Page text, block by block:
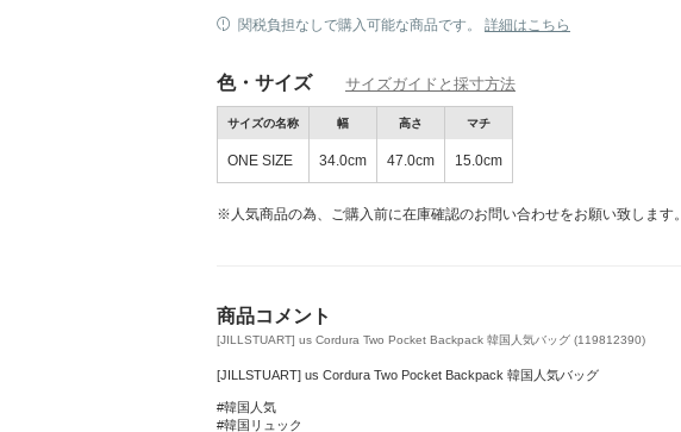
関税負担なしで購入可能な商品です。 詳細はこちら
色・サイズ サイズガイドと採寸方法
サイズの名称 幅 高さ マチ
ONE SIZE 34.0cm 47.0cm 15.0cm
※人気商品の為、ご購入前に在庫確認のお問い合わせをお願い致します。
商品コメント
[JILLSTUART] us Cordura Two Pocket Backpack 韓国人気バッグ (119812390)
[JILLSTUART] us Cordura Two Pocket Backpack 韓国人気バッグ
#韓国人気
#韓国リュック